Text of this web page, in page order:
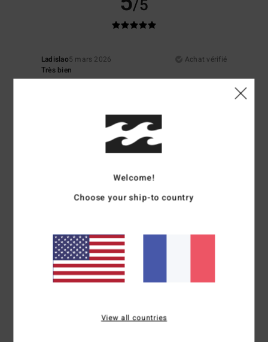
/5
Ladislao5 mars 2026
Achat vérifié
Très bien
5/5
4 mars 2026
/5 Rapport qualité / prix Taille: Trop grandMatière
Je recommande ce produit
5
Welcome!
Choose your ship-to country
View all countries